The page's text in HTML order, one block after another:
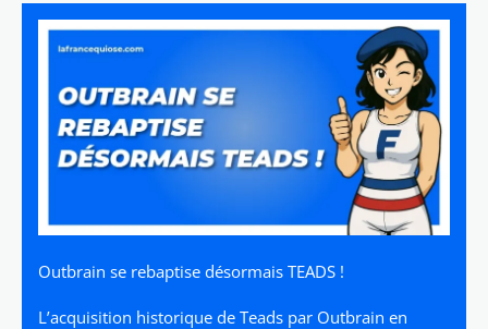
Outbrain se rebaptise désormais TEADS !
L’acquisition historique de Teads par Outbrain en